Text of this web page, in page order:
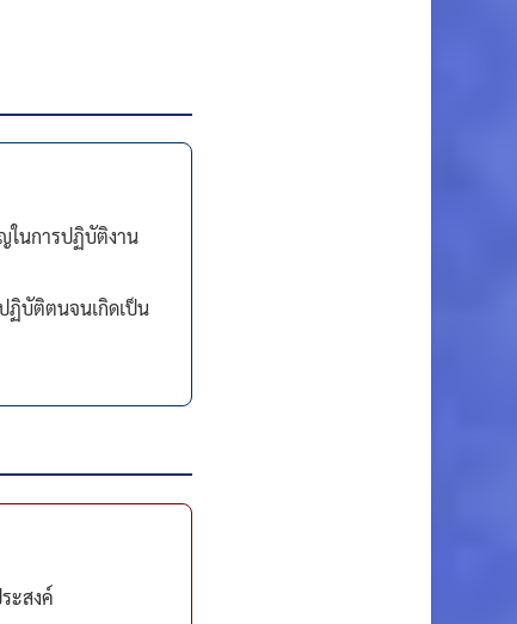
ในการปฏิบัติงาน
ฏิบัติตนจนเกิดเป็น
ะสงค์